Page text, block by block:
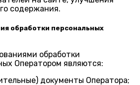
содержания.
обработки персональных
обработки
Оператором являются:
документы Оператора;